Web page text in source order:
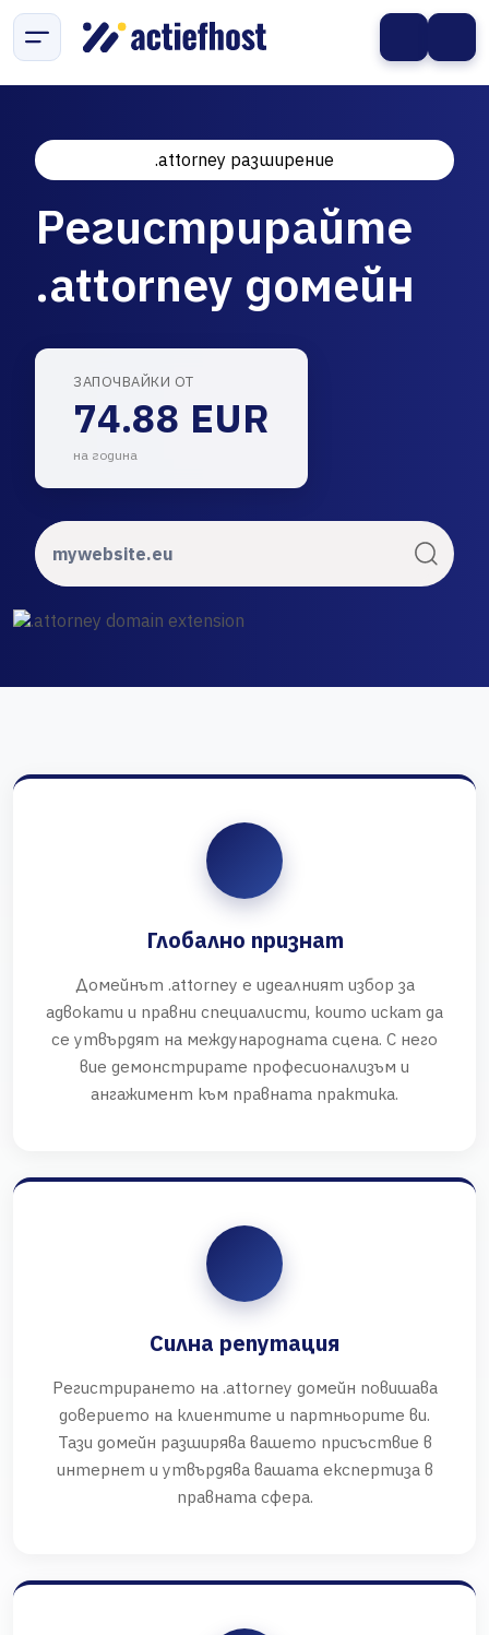
.attorney разширение
Регистрирайте
.attorney домейн
ЗАПОЧВАЙКИ ОТ
74.88 EUR
на година
Глобално признат
Домейнът .attorney е идеалният избор за
адвокати и правни специалисти, които искат да
се утвърдят на международната сцена. С него
вие демонстрирате професионализъм и
ангажимент към правната практика.
Силна репутация
Регистрирането на .attorney домейн повишава
доверието на клиентите и партньорите ви.
Тази домейн разширява вашето присъствие в
интернет и утвърдява вашата експертиза в
правната сфера.